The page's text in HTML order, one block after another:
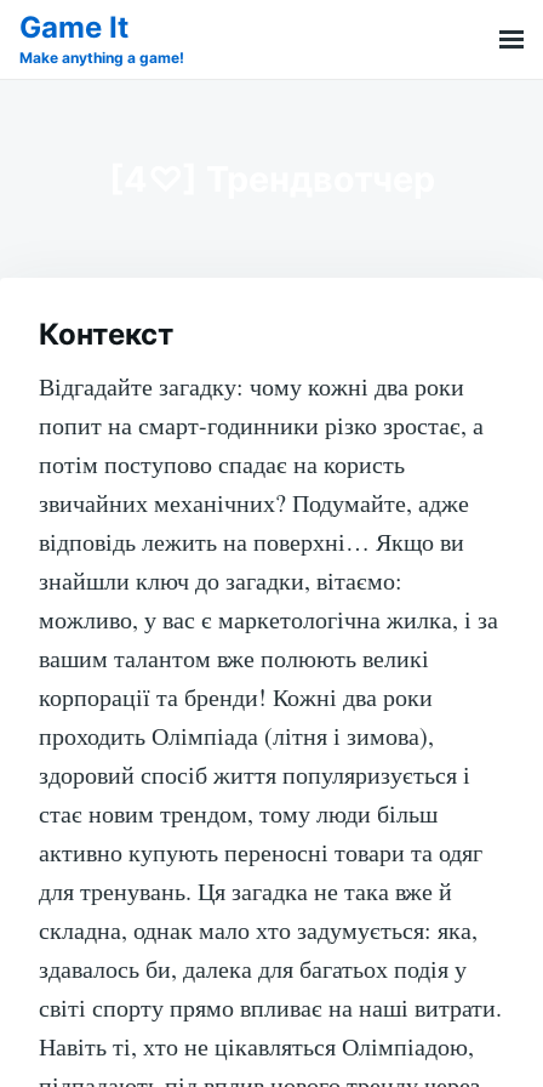
SkipSearch
for:
Game It
Make anything a game!
Контекст
Відгадайте загадку: чому кожні два роки
попит на смарт-годинники різко зростає, а
потім поступово спадає на користь
звичайних механічних? Подумайте, адже
відповідь лежить на поверхні… Якщо ви
знайшли ключ до загадки, вітаємо:
можливо, у вас є маркетологічна жилка, і за
вашим талантом вже полюють великі
корпорації та бренди! Кожні два роки
проходить Олімпіада (літня і зимова),
здоровий спосіб життя популяризується і
стає новим трендом, тому люди більш
активно купують переносні товари та одяг
для тренувань. Ця загадка не така вже й
складна, однак мало хто задумується: яка,
здавалось би, далека для багатьох подія у
світі спорту прямо впливає на наші витрати.
Навіть ті, хто не цікавляться Олімпіадою,